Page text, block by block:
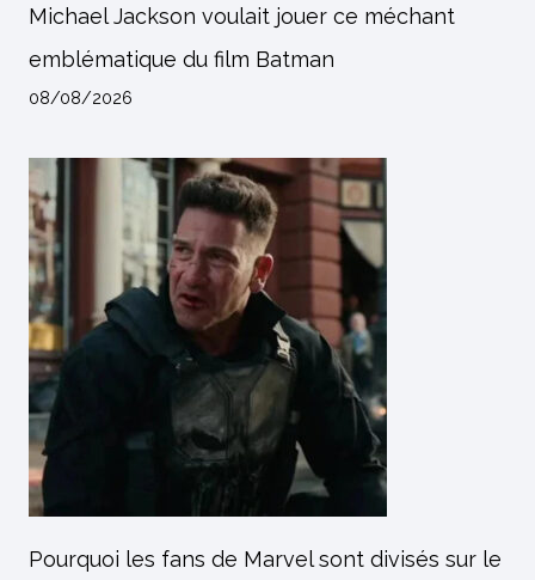
Michael Jackson voulait jouer ce méchant
emblématique du film Batman
08/08/2026
Pourquoi les fans de Marvel sont divisés sur le